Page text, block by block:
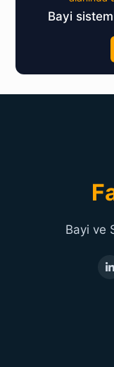
Bayi
Bayi ve